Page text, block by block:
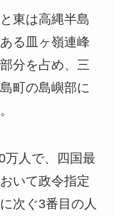
東は高縄半島
る皿ヶ嶺連峰
分を占め、三
町の島嶼部に
万人で、四国最
いて政令指定
次ぐ3番目の人